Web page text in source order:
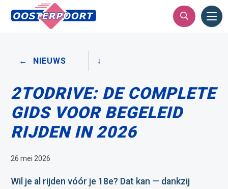
NIEUWS
2TODRIVE: DE COMPLETE
GIDS VOOR BEGELEID
RIJDEN IN 2026
Datum
26 mei 2026
Wil je al rijden vóór je 18e? Dat kan — dankzij